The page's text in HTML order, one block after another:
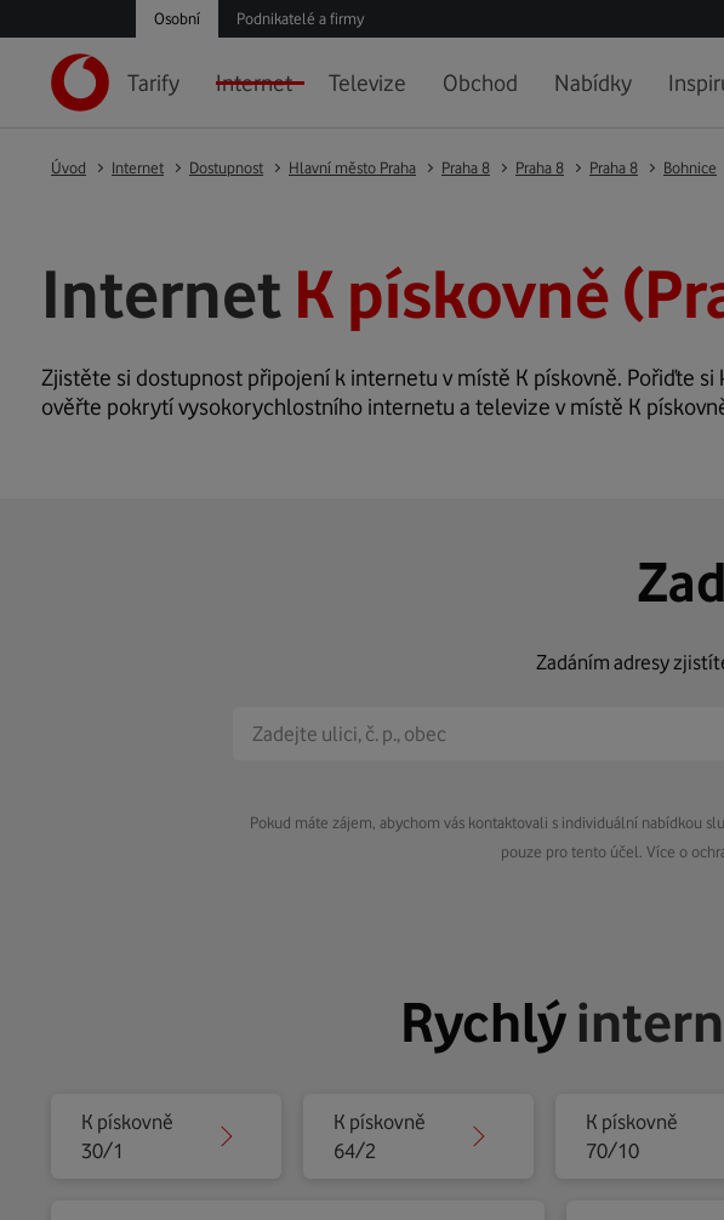
Osobní Podnikatelé a firmy
Tarify Internet Televize Obchod Nabídky
Úvod Internet Dostupnost Hlavní město Praha Praha 8 Praha 8 Praha 8 Bohnice
Internet K pískovně
Zjistěte si dostupnost připojení k internetu v místě K pískovně. Pořiďte
ověřte pokrytí vysokorychlostního internetu a televize v místě K
Zadáním adresy
Pokud máte zájem, abychom vás kontaktovali s individuální nabídkou
pouze pro tento účel. Více o
Rychlý
K pískovně
30/1
K pískovně
64/2
K pískovně
70/10